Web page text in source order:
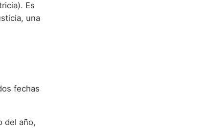
Es
una
fechas
del año,